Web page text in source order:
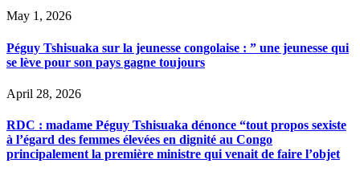
May 1, 2026
Péguy Tshisuaka sur la jeunesse congolaise : ” une jeunesse qui
se lève pour son pays gagne toujours
April 28, 2026
RDC : madame Péguy Tshisuaka dénonce “tout propos sexiste
à l’égard des femmes élevées en dignité au Congo
principalement la première ministre qui venait de faire l’objet